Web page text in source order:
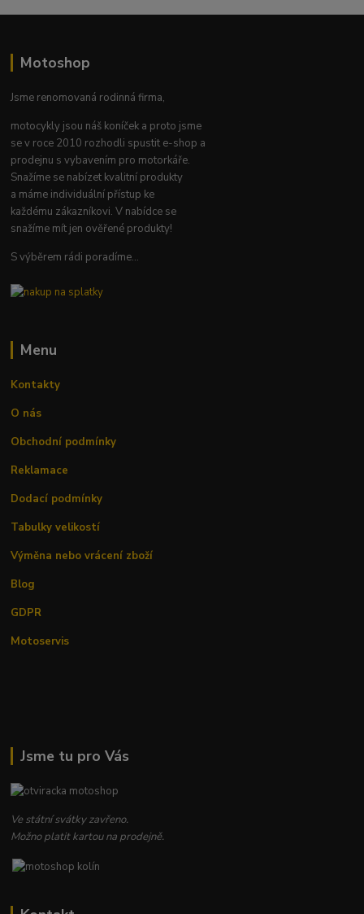
Motoshop
Jsme renomovaná rodinná firma,
motocykly jsou náš koníček a proto jsme
se v roce 2010 rozhodli spustit e-shop a
prodejnu s vybavením pro motorkáře.
Snažíme se nabízet kvalitní produkty
a máme individuální přístup ke
každému zákazníkovi. V nabídce se
snažíme mít jen ověřené produkty!
S výběrem rádi poradíme...
Menu
Kontakty
O nás
Obchodní podmínky
Reklamace
Dodací podmínky
Tabulky velikostí
Výměna nebo vrácení zboží
Blog
GDPR
Motoservis
Jsme tu pro Vás
Ve státní svátky zavřeno.
Možno platit kartou na prodejně.